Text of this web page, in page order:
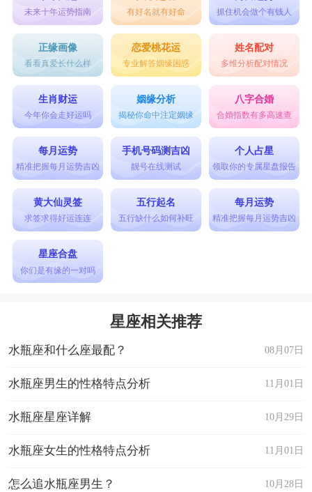
未来十年运势指南 有好名就有好命 抓住机会做个有钱人
正缘画像
看看真爱长什么样
恋爱桃花运
专业解答姻缘困惑
姓名配对
多维分析配对情况
生肖财运
今年你会走好运吗
姻缘分析
揭秘你命中注定姻缘
八字合婚
合婚指数有多高速查
每月运势
精准把握每月运势吉凶
手机号码测吉凶
靓号在线测试
个人占星
领取你的专属星盘报告
黄大仙灵签
求签求得好运连连
五行起名
五行缺什么如何补旺
每月运势
精准把握每月运势吉凶
星座合盘
你们是有缘的一对吗
星座相关推荐
08月07日
水瓶座和什么座最配？
11月01日
水瓶座男生的性格特点分析
10月29日
水瓶座星座详解
11月01日
水瓶座女生的性格特点分析
10月28日
怎么追水瓶座男生？